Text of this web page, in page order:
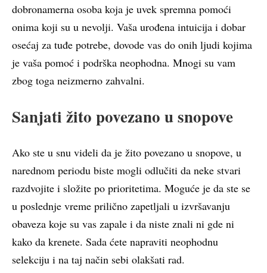
dobronamerna osoba koja je uvek spremna pomoći
onima koji su u nevolji. Vaša urođena intuicija i dobar
osećaj za tuđe potrebe, dovode vas do onih ljudi kojima
je vaša pomoć i podrška neophodna. Mnogi su vam
zbog toga neizmerno zahvalni.
Sanjati žito povezano u snopove
Ako ste u snu videli da je žito povezano u snopove, u
narednom periodu biste mogli odlučiti da neke stvari
razdvojite i složite po prioritetima. Moguće je da ste se
u poslednje vreme prilično zapetljali u izvršavanju
obaveza koje su vas zapale i da niste znali ni gde ni
kako da krenete. Sada ćete napraviti neophodnu
selekciju i na taj način sebi olakšati rad.